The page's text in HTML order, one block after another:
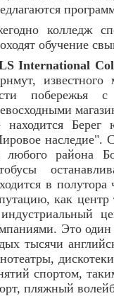
колледж
обучение
International
побережья
находится Берег
наследие".
любого района
в
как центр
Это
тысячи
спортом,
пляжный